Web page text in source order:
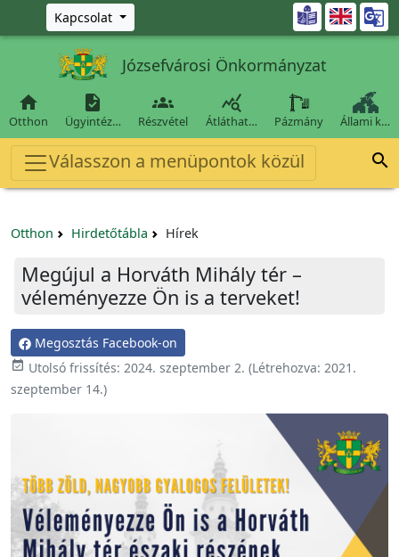
Ugrás a fő tartalomra
Kapcsolat 
Józsefvárosi Önkormányzat

Otthon

Ügyintéz…

Részvétel

Átláthat… Pázmány Állami k…
Válasszon a menüpontok közül 
Otthon Hirdetőtábla Hírek
Megújul a Horváth Mihály tér –
véleményezze Ön is a terveket!
Megosztás Facebook-on
 Utolsó frissítés: 2024. szeptember 2. (Létrehozva: 2021.
szeptember 14.)